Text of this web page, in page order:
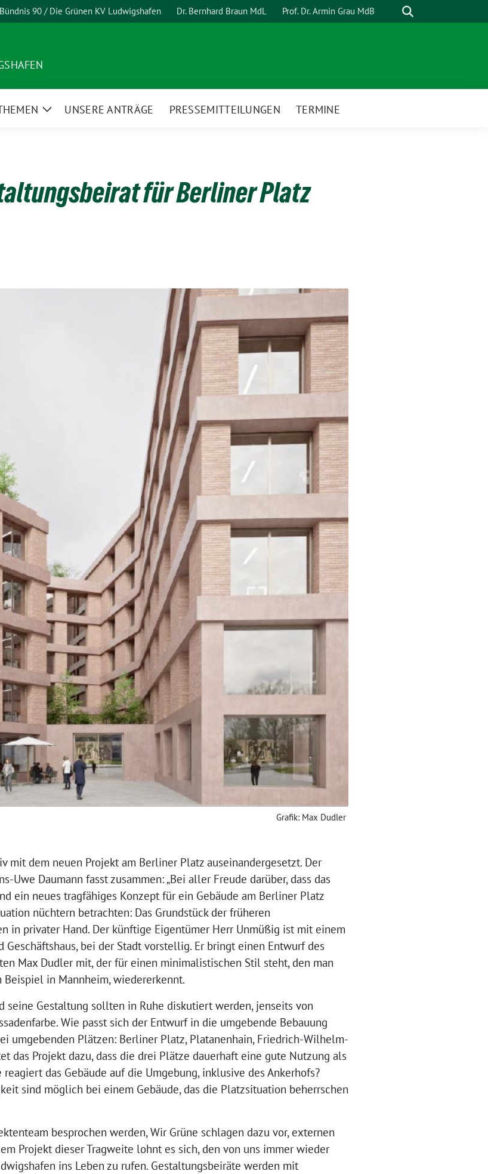
Bündnis 90 / Die Grünen KV Ludwigshafen Dr. Bernhard Braun MdL Prof. Dr. Armin Grau MdB Suche
ZeigeUNSERE ANTRÄGE PRESSEMITTEILUNGEN TERMINE
für Berliner Platz
Grafik: Max Dudler
mit dem neuen Projekt am Berliner Platz auseinandergesetzt. Der
Uwe Daumann fasst zusammen: „Bei aller Freude darüber, dass das
ein neues tragfähiges Konzept für ein Gebäude am Berliner Platz
nüchtern betrachten: Das Grundstück der früheren
in privater Hand. Der künftige Eigentümer Herr Unmüßig ist mit einem
Geschäftshaus, bei der Stadt vorstellig. Er bringt einen Entwurf des
Max Dudler mit, der für einen minimalistischen Stil steht, den man
Beispiel in Mannheim, wiedererkennt.
seine Gestaltung sollten in Ruhe diskutiert werden, jenseits von
Wie passt sich der Entwurf in die umgebende Bebauung
umgebenden Plätzen: Berliner Platz, Platanenhain, Friedrich-Wilhelm-
das Projekt dazu, dass die drei Plätze dauerhaft eine gute Nutzung als
das Gebäude auf die Umgebung, inklusive des Ankerhofs?
sind möglich bei einem Gebäude, das die Platzsituation beherrschen
besprochen werden, Wir Grüne schlagen dazu vor, externen
Projekt dieser Tragweite lohnt es sich, den von uns immer wieder
ins Leben zu rufen. Gestaltungsbeiräte werden mit